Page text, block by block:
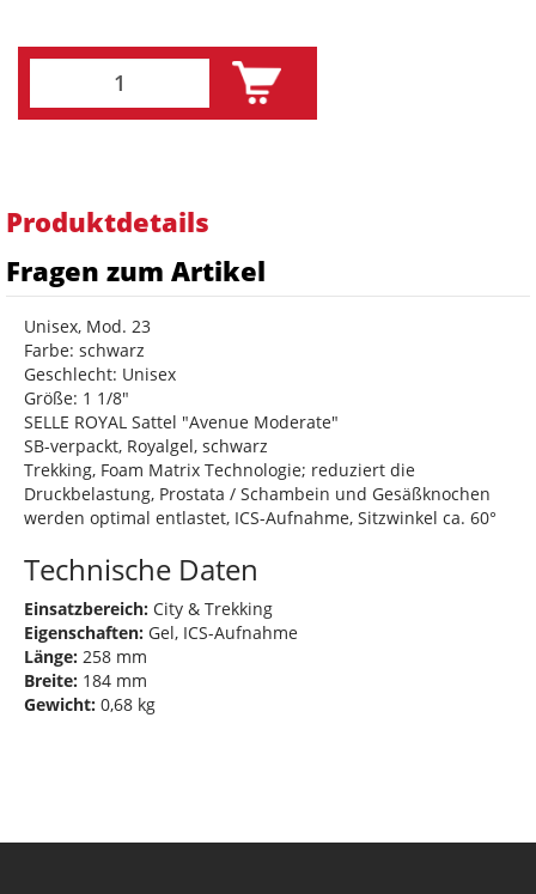
Produktdetails
Fragen zum Artikel
Unisex, Mod. 23
Farbe: schwarz
Geschlecht: Unisex
Größe: 1 1/8"
SELLE ROYAL Sattel "Avenue Moderate"
SB-verpackt, Royalgel, schwarz
Trekking, Foam Matrix Technologie; reduziert die
Druckbelastung, Prostata / Schambein und Gesäßknochen
werden optimal entlastet, ICS-Aufnahme, Sitzwinkel ca. 60°
Technische Daten
Einsatzbereich: City & Trekking
Eigenschaften: Gel, ICS-Aufnahme
Länge: 258 mm
Breite: 184 mm
Gewicht: 0,68 kg